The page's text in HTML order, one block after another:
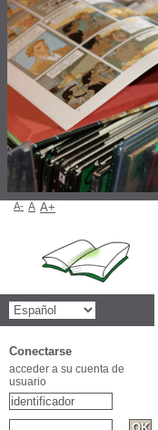
A- A A+
Conectarse
acceder a su cuenta de
usuario